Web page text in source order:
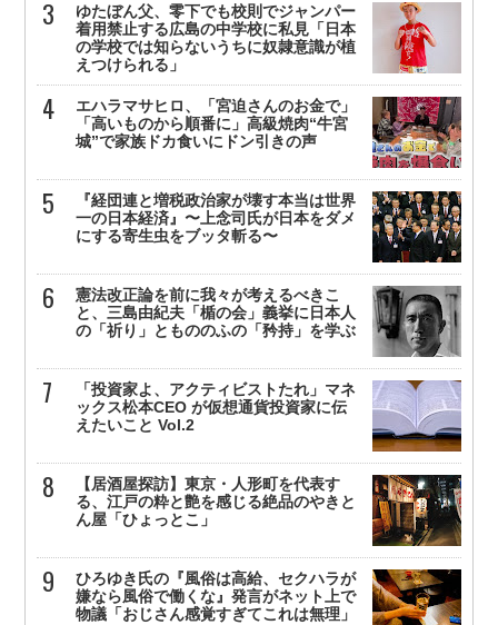
ゆたぼん父、零下でも校則でジャンパー
着用禁止する広島の中学校に私見「日本
の学校では知らないうちに奴隷意識が植
えつけられる」
エハラマサヒロ、「宮迫さんのお金で」
「高いものから順番に」高級焼肉“牛宮
城”で家族ドカ食いにドン引きの声
『経団連と増税政治家が壊す本当は世界
一の日本経済』〜上念司氏が日本をダメ
にする寄生虫をブッタ斬る〜
憲法改正論を前に我々が考えるべきこ
と、三島由紀夫「楯の会」義挙に日本人
の「祈り」ともののふの「矜持」を学ぶ
「投資家よ、アクティビストたれ」マネ
ックス松本CEO が仮想通貨投資家に伝
えたいこと Vol.2
【居酒屋探訪】東京・人形町を代表す
る、江戸の粋と艶を感じる絶品のやきと
ん屋「ひょっとこ」
ひろゆき氏の『風俗は高給、セクハラが
嫌なら風俗で働くな』発言がネット上で
物議「おじさん感覚すぎてこれは無理」